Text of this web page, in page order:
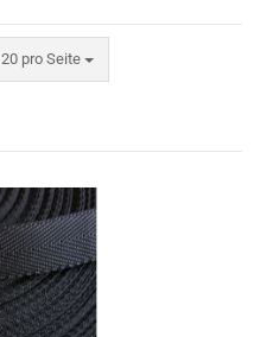
20 pro Seite
pro Seite